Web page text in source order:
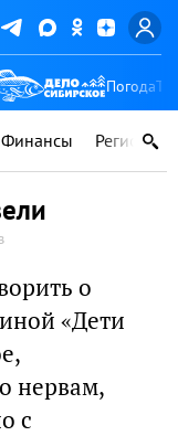
Погода
Финансы Регионы
о
«Дети
нервам,
с